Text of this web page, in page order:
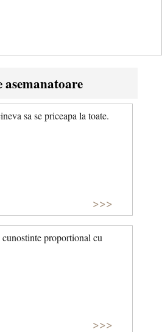
asemanatoare
sa se priceapa la toate.
>>>
proportional cu
>>>